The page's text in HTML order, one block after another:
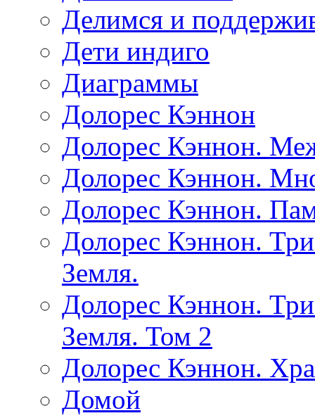
Делимся и
Дети индиго
Диаграммы
Долорес Кэннон
Долорес Кэннон.
Долорес Кэннон.
Долорес Кэннон.
Долорес Кэннон.
Земля.
Долорес Кэннон.
Земля. Том 2
Долорес Кэннон.
Домой